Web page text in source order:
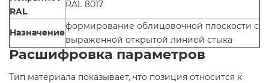
RAL
RAL 8017
Назначение
формирование облицовочной плоскости с
выраженной открытой линией стыка
Расшифровка параметров
Тип материала показывает, что позиция относится к